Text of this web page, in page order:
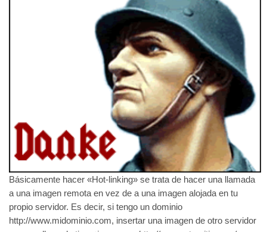
Básicamente hacer «Hot-linking» se trata de hacer una llamada
a una imagen remota en vez de a una imagen alojada en tu
propio servidor. Es decir, si tengo un dominio
http://www.midominio.com, insertar una imagen de otro servidor